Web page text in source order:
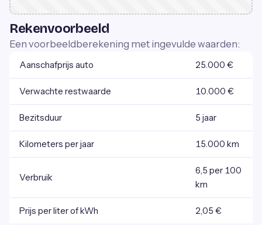
Rekenvoorbeeld
Een voorbeeldberekening met ingevulde waarden:
Aanschafprijs auto 25.000 €
Verwachte restwaarde 10.000 €
Bezitsduur 5 jaar
Kilometers per jaar 15.000 km
Verbruik
6,5 per 100
km
Prijs per liter of kWh 2,05 €